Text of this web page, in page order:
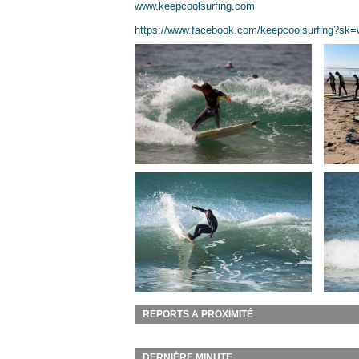
www.keepcoolsurfing.com
https://www.facebook.com/
REPORTS A PROXIMITÉ